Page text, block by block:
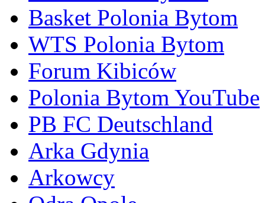
Basket Polonia Bytom
WTS Polonia Bytom
Forum Kibiców
Polonia Bytom YouTube
PB FC Deutschland
Arka Gdynia
Arkowcy